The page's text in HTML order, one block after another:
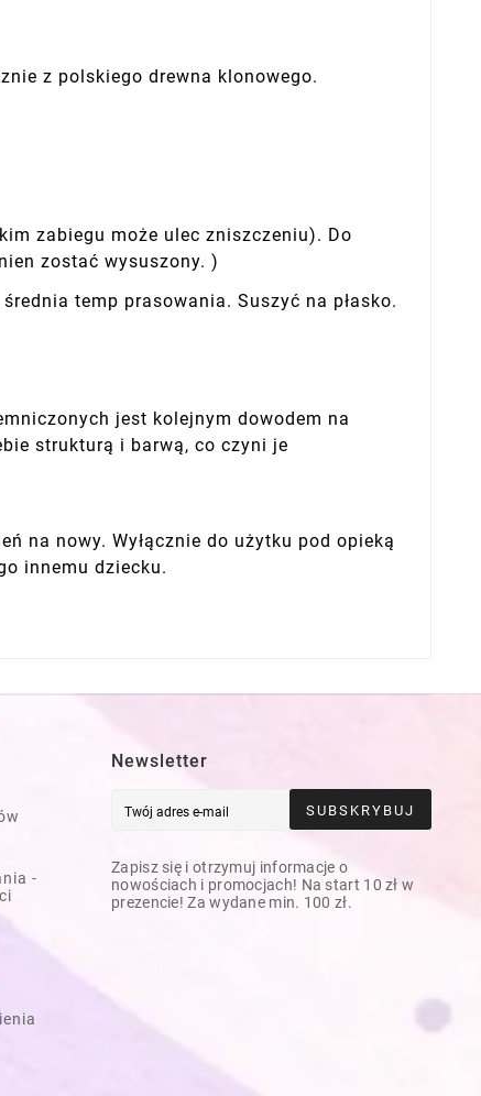
z polskiego drewna klonowego.
zabiegu może ulec zniszczeniu). Do
zostać wysuszony. )
temp prasowania. Suszyć na płasko.
jest kolejnym dowodem na
strukturą i barwą, co czyni je
na nowy. Wyłącznie do użytku pod opieką
innemu dziecku.
-
Newsletter
SUBSKRYBUJ
Zapisz się i otrzymuj informacje o
nowościach i promocjach! Na start 10 zł w
prezencie! Za wydane min. 100 zł.